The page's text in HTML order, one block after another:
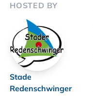
HOSTED BY
Stade
Redenschwinger